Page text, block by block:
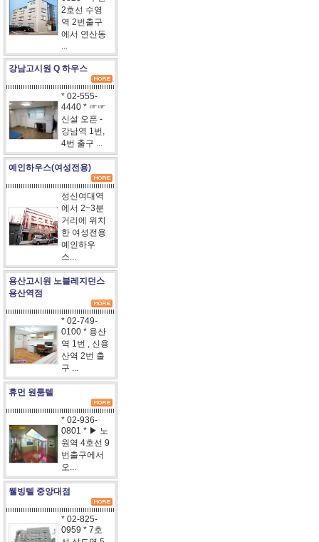
2호선 수영
역 2번출구
에서 연산동
...
강남고시원 Q 하우스
* 02-555-
4440 * ☞☞
신설 오픈 -
강남역 1번,
4번 출구 ...
예인하우스(여성전용)
성신여대역
에서 2~3분
거리에 위치
한 여성전용
예인하우
스...
용산고시원 노블레지던스
용산역점
* 02-749-
0100 * 용산
역 1번 , 신용
산역 2번 출
구 ...
휴먼 원룸텔
* 02-936-
0801 * ▶ 노
원역 4호선 9
번출구에서
오...
웰빙텔 중앙대점
* 02-825-
0959 * 7호